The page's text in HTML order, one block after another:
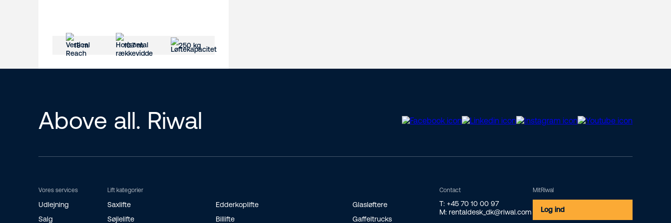
18 m 10.7 m 250 kg
Above all. Riwal
Vores services
Udlejning
Salg
Lift kategorier
Saxlifte
Søjlelifte
Edderkoplifte
Billifte
Glasløftere
Gaffeltrucks
Contact
T: +45 70 10 00 97
M: rentaldesk_dk@riwal.com
MitRiwal
Log ind